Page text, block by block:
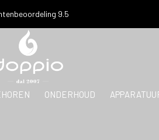
ONDERHOUD
9.5